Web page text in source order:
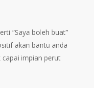
“Saya boleh buat”
akan bantu anda
impian perut